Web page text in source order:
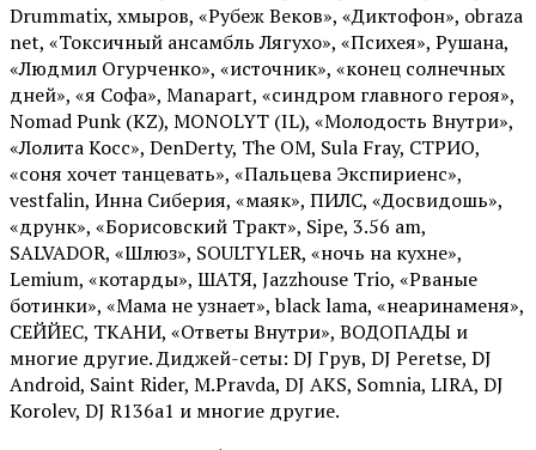
Drummatix, хмыров, «Рубеж Веков», «Диктофон», obraza
net, «Токсичный ансамбль Лягухо», «Психея», Рушана,
«Людмил Огурченко», «источник», «конец солнечных
дней», «я Софа», Manapart, «синдром главного героя»,
Nomad Punk (KZ), MONOLYT (IL), «Молодость Внутри»,
«Лолита Косс», DenDerty, The OM, Sula Fray, СТРИО,
«соня хочет танцевать», «Пальцева Экспириенс»,
vestfalin, Инна Сиберия, «маяк», ПИЛС, «Досвидошь»,
«друнк», «Борисовский Тракт», Sipe, 3.56 am,
SALVADOR, «Шлюз», SOULTYLER, «ночь на кухне»,
Lemium, «котарды», ШАТЯ, Jazzhouse Trio, «Рваные
ботинки», «Мама не узнает», black lama, «неаринаменя»,
СЕЙЙЕС, ТКАНИ, «Ответы Внутри», ВОДОПАДЫ и
многие другие. Диджей-сеты: DJ Грув, DJ Peretse, DJ
Android, Saint Rider, М.Pravda, DJ AKS, Somnia, LIRA, DJ
Korolev, DJ R136a1 и многие другие.